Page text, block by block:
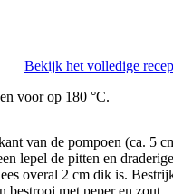
Bekijk het volledige
voor op 180 °C.
van de pompoen (ca. 5
lepel de pitten en
overal 2 cm dik is.
bestrooi met peper en zout.